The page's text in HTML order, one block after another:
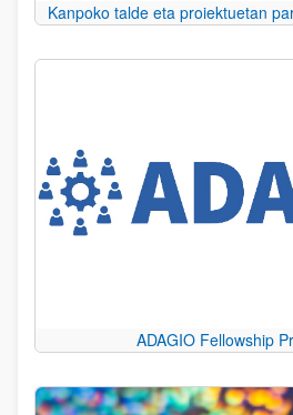
Kanpoko talde eta proiektuetan
ADAGIO Fellowship